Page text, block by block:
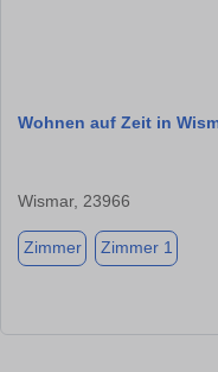
Wohnen auf Zeit in
Wismar, 23966
Zimmer Zimmer 1